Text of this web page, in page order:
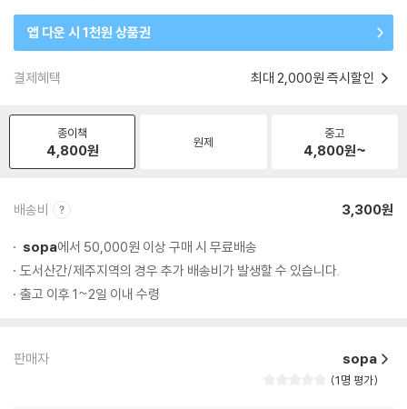
앱 다운 시 1천원 상품권
결제혜택 최대 2,000원 즉시할인
종이책
4,800원 원제
중고
4,800원~
배송비 3,300원
sopa에서 50,000원 이상 구매 시 무료배송
도서산간/제주지역의 경우 추가 배송비가 발생할 수 있습니다.
출고 이후 1~2일 이내 수령
판매자 sopa
1명 평가